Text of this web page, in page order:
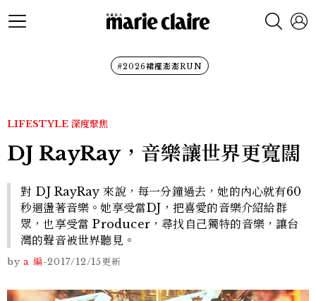
#2026裙襬澎澎RUN
LIFESTYLE 深度聚焦
DJ RayRay，音樂讓世界更寬闊
對 DJ RayRay 來說，每一分鐘過去，她的內心就有60
秒迴盪著音樂。她享受當DJ，把喜愛的音樂介紹給群
眾，也享受當 Producer，尋找自己獨特的音樂，讓台
灣的聲音被世界聽見。
by a 編-2017/12/15更新